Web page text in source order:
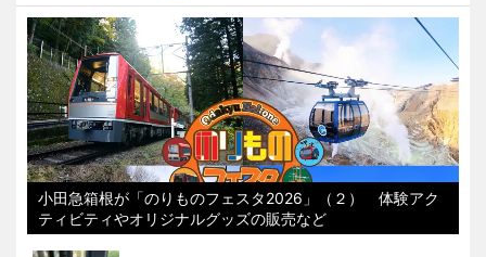
小田急箱根が「のりものフェスタ2026」（２） 体験アク
ティビティやオリジナルグッズの販売など